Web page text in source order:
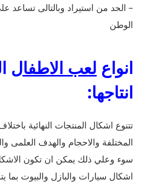
– الحد من استيراد وبالتالى تساعد
الوطن
انواع لعب الاطفال
انتاجها:
تتنوع اشكال المنتجات النهائية
المختلفة والاحجام والهدف العلمى
سوء وعلي ذلك يمكن ان تكون
اشكال سيارات والبازل والبيوت بما